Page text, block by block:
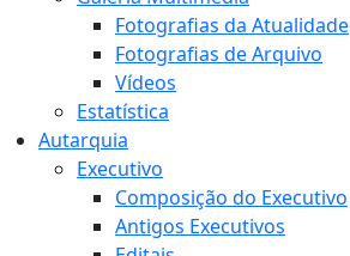
Fotografias da Atualidade
Fotografias de Arquivo
Vídeos
Estatística
Autarquia
Executivo
Composição do Executivo
Antigos Executivos